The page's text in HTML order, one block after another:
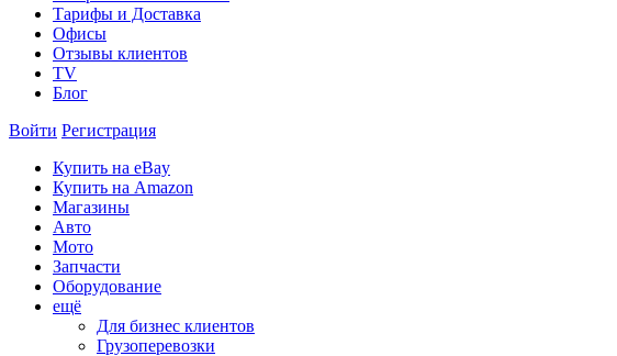
Тарифы и Доставка
Офисы
Отзывы клиентов
TV
Блог
Войти Регистрация
Купить на eBay
Купить на Amazon
Магазины
Авто
Мото
Запчасти
Оборудование
ещё
Для бизнес клиентов
Грузоперевозки